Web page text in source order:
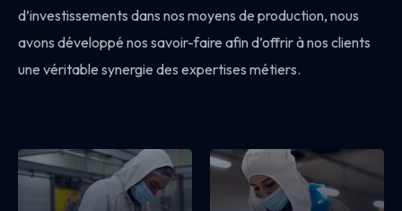
d’investissements dans nos moyens de production, nous
avons développé nos savoir-faire afin d’offrir à nos clients
une véritable synergie des expertises métiers.